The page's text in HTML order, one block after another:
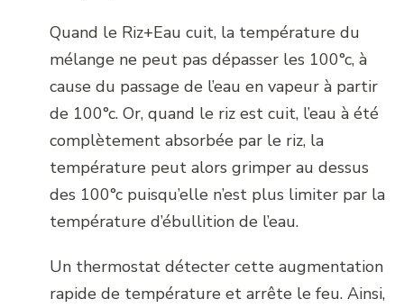
Quand le Riz+Eau cuit, la température du
mélange ne peut pas dépasser les 100°c, à
cause du passage de l’eau en vapeur à partir
de 100°c. Or, quand le riz est cuit, l’eau à été
complètement absorbée par le riz, la
température peut alors grimper au dessus
des 100°c puisqu’elle n’est plus limiter par la
température d’ébullition de l’eau.
Un thermostat détecter cette augmentation
rapide de température et arrête le feu. Ainsi,